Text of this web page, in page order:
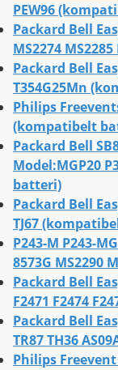
PEW96
Packard Bell
MS2274
Packard Bell
T354G25Mn
Philips
(kompatibelt
Packard Bell
Model:MGP20
batteri)
Packard Bell
TJ67
P243-M P243-
8573G MS2290
Packard Bell
F2471 F2474
Packard Bell
TR87 TH36
Philips Freevent